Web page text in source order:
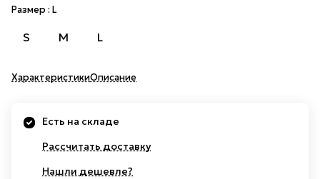
Размер : L
S M L
ХарактеристикиОписание
Есть на складе
Рассчитать доставку
Нашли дешевле?